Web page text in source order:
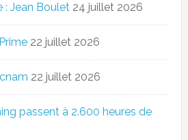
: Jean Boulet 24 juillet 2026
22 juillet 2026
22 juillet 2026
passent à 2.600 heures de